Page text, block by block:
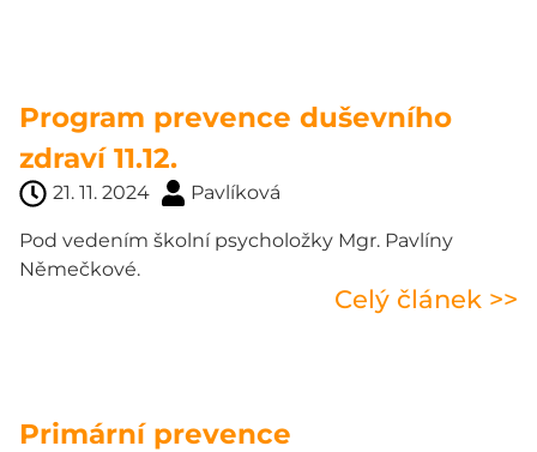
Program prevence duševního
zdraví 11.12.
21. 11. 2024 Pavlíková
Pod vedením školní psycholožky Mgr. Pavlíny
Němečkové.
Celý článek >>
Primární prevence